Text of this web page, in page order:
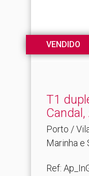
VENDIDO
T1
Candal,
Porto /
Marinha e
Ref: